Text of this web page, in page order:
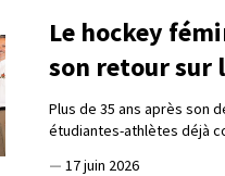
Le hockey
son retour sur
Plus de 35 ans après son
étudiantes-athlètes déjà
— 17 juin 2026